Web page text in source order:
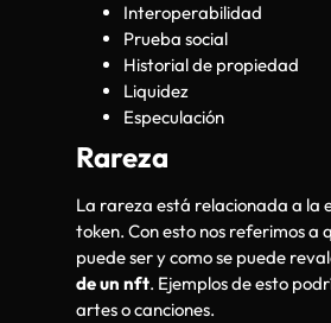
Interoperabilidad
Prueba social
Historial de propiedad
Liquidez
Especulación
Rareza
La rareza está relacionada a la
token. Con esto nos referimos a
puede ser y como se puede
de un nft. Ejemplos de esto
artes o canciones.